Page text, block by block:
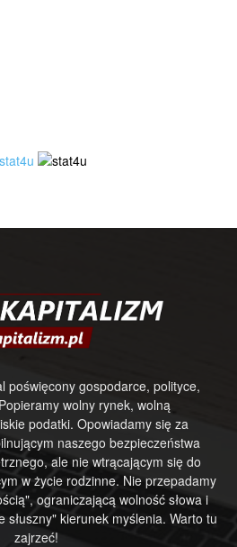
poświęcony gospodarce, polityce,
wolny rynek, wolną
podatki. Opowiadamy się za
naszego bezpieczeństwa
ale nie wtrącającym się do
w życie rodzinne. Nie przepadamy
ograniczającą wolność słowa i
słuszny" kierunek myślenia. Warto tu
zajrzeć!